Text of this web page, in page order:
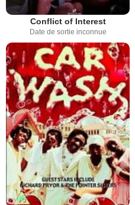
Conflict of Interest
Date de sortie inconnue